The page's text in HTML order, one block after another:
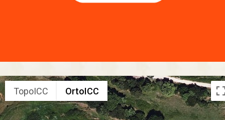
TopoICC OrtoICC